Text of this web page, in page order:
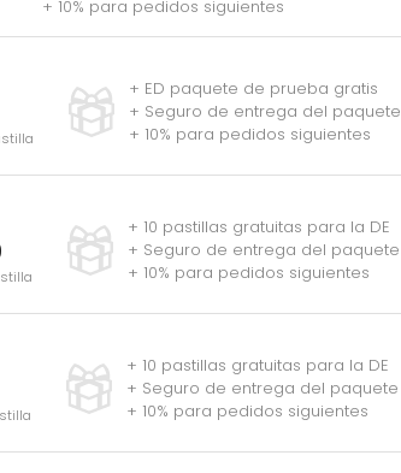
+ 10% para pedidos siguientes
+ ED paquete de prueba gratis
+ Seguro de entrega del paquete
+ 10% para pedidos siguientes
+ 10 pastillas gratuitas para la DE
+ Seguro de entrega del paquete
+ 10% para pedidos siguientes
+ 10 pastillas gratuitas para la DE
+ Seguro de entrega del paquete
+ 10% para pedidos siguientes